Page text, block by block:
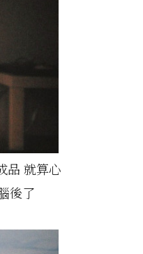
品 就算心
後了